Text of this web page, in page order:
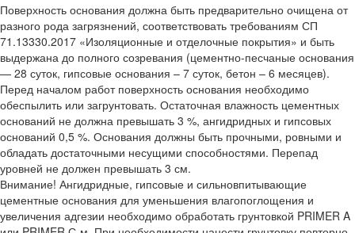
Поверхность основания должна быть предварительно очищена от
разного рода загрязнений, соответствовать требованиям СП
71.13330.2017 «Изоляционные и отделочные покрытия» и быть
выдержана до полного созревания (цементно-песчаные основания
— 28 суток, гипсовые основания – 7 суток, бетон – 6 месяцев).
Перед началом работ поверхность основания необходимо
обеспылить или загрунтовать. Остаточная влажность цементных
оснований не должна превышать 3 %, ангидридных и гипсовых
оснований 0,5 %. Основания должны быть прочными, ровными и
обладать достаточными несущими способностями. Перепад
уровней не должен превышать 3 см.
Внимание! Ангидридные, гипсовые и сильновпитывающие
цементные основания для уменьшения влагопоглощения и
увеличения адгезии необходимо обработать грунтовкой PRIMER A